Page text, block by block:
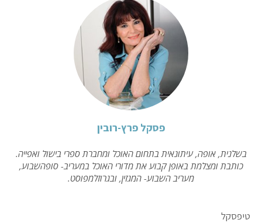
פסקל פרץ-רובין
בשלנית, אופה, עיתונאית בתחום האוכל ומחברת ספרי בישול ואפייה.
כותבת ומצלמת באופן קבוע את מדורי האוכל במעריב- סופהשבוע,
מעריב השבוע- המגזין, ובגרוזלמפוסט.
טיפסקל